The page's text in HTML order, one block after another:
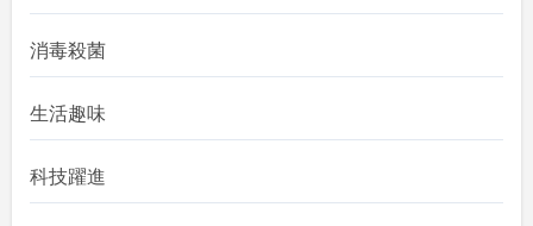
消毒殺菌
生活趣味
科技躍進